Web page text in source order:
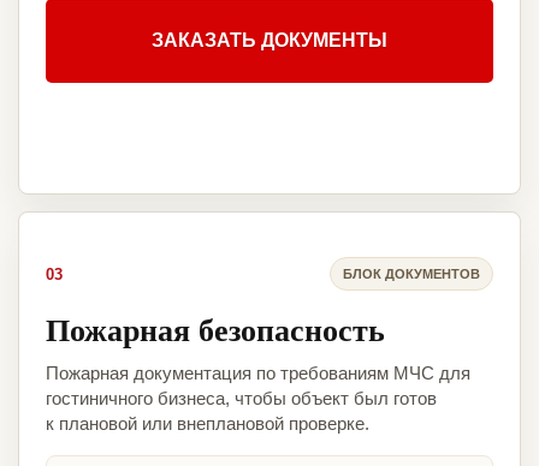
ЗАКАЗАТЬ ДОКУМЕНТЫ
03 БЛОК ДОКУМЕНТОВ
Пожарная безопасность
Пожарная документация по требованиям МЧС для
гостиничного бизнеса, чтобы объект был готов
к плановой или внеплановой проверке.